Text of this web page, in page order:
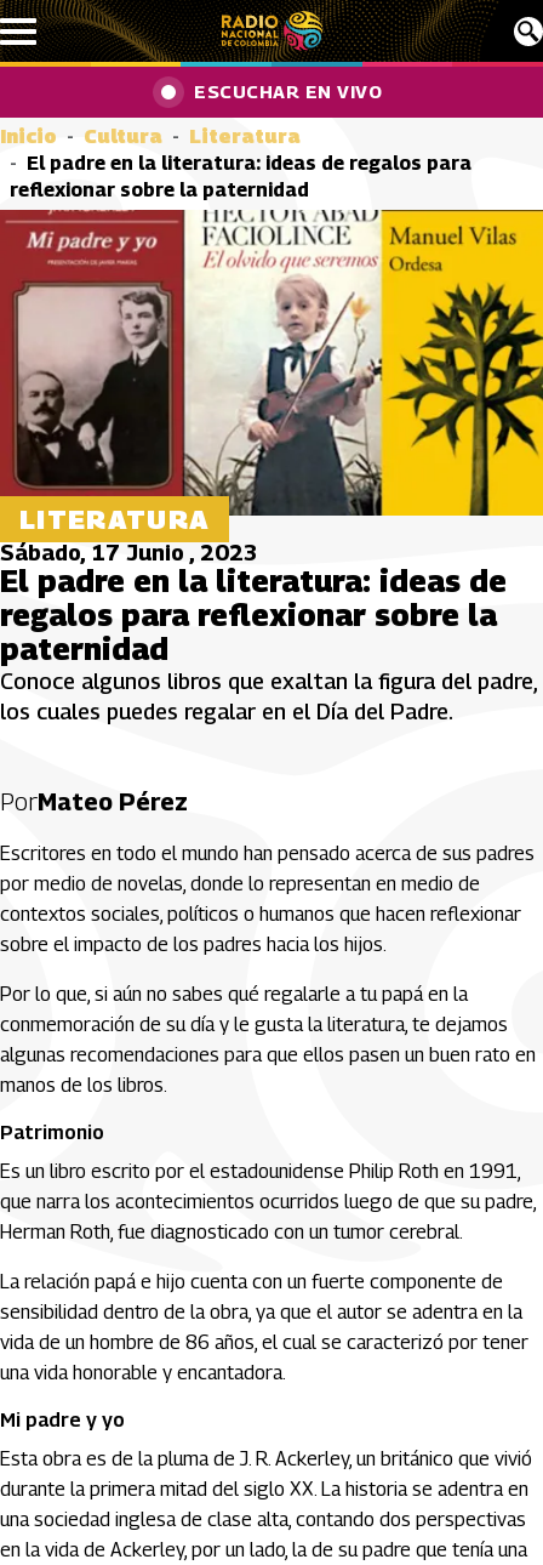
Pasar al contenido principal
ESCUCHAR EN VIVO
Inicio Cultura
Literatura
El padre en la literatura: ideas de regalos para
reflexionar sobre la paternidad
LITERATURA
Sábado, 17 Junio , 2023
El padre en la literatura: ideas de
regalos para reflexionar sobre la
paternidad
Conoce algunos libros que exaltan la figura del padre,
los cuales puedes regalar en el Día del Padre.
PorMateo Pérez
Escritores en todo el mundo han pensado acerca de sus padres
por medio de novelas, donde lo representan en medio de
contextos sociales, políticos o humanos que hacen reflexionar
sobre el impacto de los padres hacia los hijos.
Por lo que, si aún no sabes qué regalarle a tu papá en la
conmemoración de su día y le gusta la literatura, te dejamos
algunas recomendaciones para que ellos pasen un buen rato en
manos de los libros.
Patrimonio
Es un libro escrito por el estadounidense Philip Roth en 1991,
que narra los acontecimientos ocurridos luego de que su padre,
Herman Roth, fue diagnosticado con un tumor cerebral.
La relación papá e hijo cuenta con un fuerte componente de
sensibilidad dentro de la obra, ya que el autor se adentra en la
vida de un hombre de 86 años, el cual se caracterizó por tener
una vida honorable y encantadora.
Mi padre y yo
Esta obra es de la pluma de J. R. Ackerley, un británico que vivió
durante la primera mitad del siglo XX. La historia se adentra en
una sociedad inglesa de clase alta, contando dos perspectivas
en la vida de Ackerley, por un lado, la de su padre que tenía una